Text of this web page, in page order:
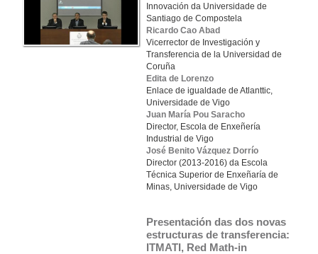
Innovación da Universidade de
Santiago de Compostela
Ricardo Cao Abad
Vicerrector de Investigación y
Transferencia de la Universidad de
Coruña
Edita de Lorenzo
Enlace de igualdade de Atlanttic,
Universidade de Vigo
Juan María Pou Saracho
Director, Escola de Enxeñería
Industrial de Vigo
José Benito Vázquez Dorrío
Director (2013-2016) da Escola
Técnica Superior de Enxeñaría de
Minas, Universidade de Vigo
Presentación das dos novas
estructuras de transferencia:
ITMATI, Red Math-in